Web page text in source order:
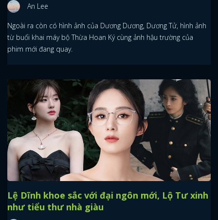
An Lee
Ngoài ra còn có hình ảnh của Dương Dương, Dương Tử, hình ảnh
từ buổi khai máy bộ Thừa Hoan Ký cùng ảnh hậu trường của
phim mới đang quay.
Lệ Dĩnh khoe sắc với đại ngôn mới, Lộ Tư xinh
như tiểu thư nhà giàu